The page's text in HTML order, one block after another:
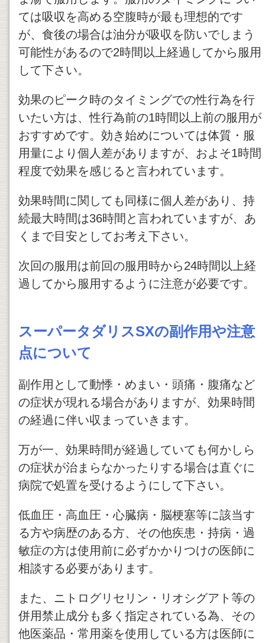
ては吸収を高める空腹時が最も理想的です
が、食後の場合は油分が吸収を防いでしまう
可能性があるので2時間以上経過してから服用
して下さい。
効果のピーク時のタイミングでの性行為を行
いたい方は、性行為前の1時間以上前の服用が
おすすめです。効き始めについては体質・服
用量により個人差がありますが、およそ1時間
程度で効果を感じると言われています。
効果時間に関しても同様に個人差があり、持
続最大時間は36時間と言われていますが、あ
くまで目安としてお考え下さい。
次回の服用は前回の服用時から24時間以上経
過してから服用するように注意が必要です。
スーパータダリスSXの副作用や注意
点について
副作用として動悸・めまい・頭痛・腹痛など
の症状が現れる場合がありますが、効果時間
の経過に伴い収まっていきます。
万が一、効果時間が経過していても何かしら
の症状が治まらなかったりする場合は直ぐに
病院で処置を受けるようにして下さい。
低血圧・高血圧・心臓病・脳梗塞等に該当す
る方や病歴のある方、その他疾患・持病・過
敏症の方は使用前に必ずかかりつけの医師に
相談する必要があります。
また、ニトログリセリン・リオシグアト等の
併用禁止成分も多く指定されている為、その
他医薬品・常用薬を使用している方は医師に